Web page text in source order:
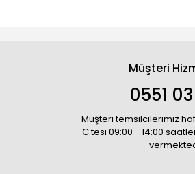
Müşteri
0551
Müşteri temsilcilerimiz
C.tesi 09:00 - 14:00